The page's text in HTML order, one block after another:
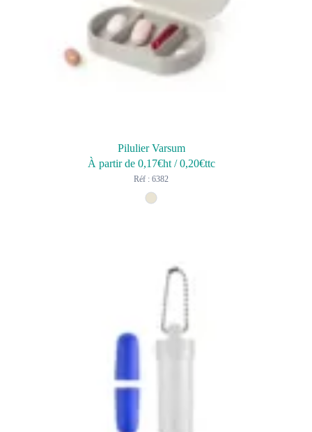
Pilulier Varsum
À partir de 0,17€ht/0,20€ttc
Réf : 6382